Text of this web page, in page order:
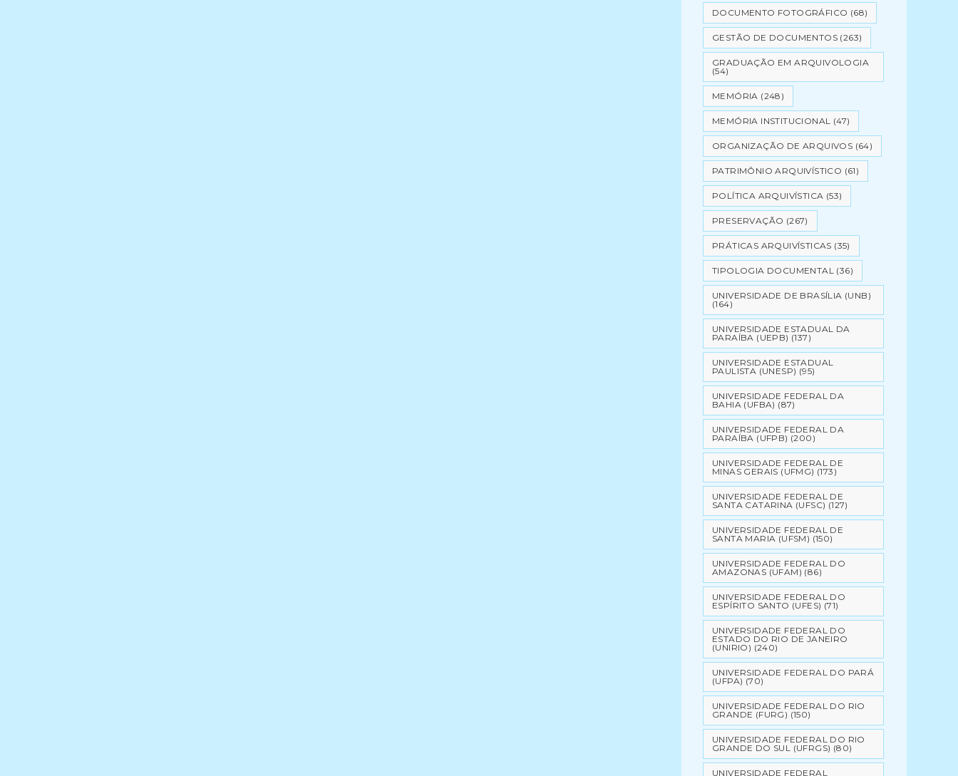
DOCUMENTO FOTOGRÁFICO (68)
GESTÃO DE DOCUMENTOS (263)
GRADUAÇÃO EM ARQUIVOLOGIA
(54)
MEMÓRIA (248)
MEMÓRIA INSTITUCIONAL (47)
ORGANIZAÇÃO DE ARQUIVOS (64)
PATRIMÔNIO ARQUIVÍSTICO (61)
POLÍTICA ARQUIVÍSTICA (53)
PRESERVAÇÃO (267)
PRÁTICAS ARQUIVÍSTICAS (35)
TIPOLOGIA DOCUMENTAL (36)
UNIVERSIDADE DE BRASÍLIA (UNB)
(164)
UNIVERSIDADE ESTADUAL DA
PARAÍBA (UEPB) (137)
UNIVERSIDADE ESTADUAL
PAULISTA (UNESP) (95)
UNIVERSIDADE FEDERAL DA
BAHIA (UFBA) (87)
UNIVERSIDADE FEDERAL DA
PARAÍBA (UFPB) (200)
UNIVERSIDADE FEDERAL DE
MINAS GERAIS (UFMG) (173)
UNIVERSIDADE FEDERAL DE
SANTA CATARINA (UFSC) (127)
UNIVERSIDADE FEDERAL DE
SANTA MARIA (UFSM) (150)
UNIVERSIDADE FEDERAL DO
AMAZONAS (UFAM) (86)
UNIVERSIDADE FEDERAL DO
ESPÍRITO SANTO (UFES) (71)
UNIVERSIDADE FEDERAL DO
ESTADO DO RIO DE JANEIRO
(UNIRIO) (240)
UNIVERSIDADE FEDERAL DO PARÁ
(UFPA) (70)
UNIVERSIDADE FEDERAL DO RIO
GRANDE (FURG) (150)
UNIVERSIDADE FEDERAL DO RIO
GRANDE DO SUL (UFRGS) (80)
UNIVERSIDADE FEDERAL